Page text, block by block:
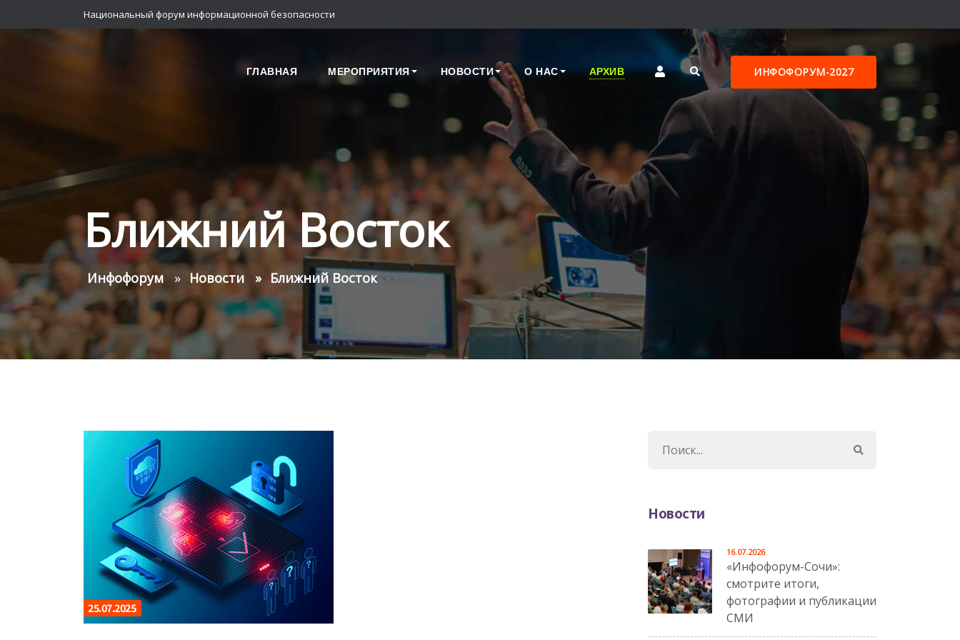
Национальный форум информационной безопасности
ГЛАВНАЯ МЕРОПРИЯТИЯ НОВОСТИ О НАС АРХИВ ИНФОФОРУМ-2027
Ближний Восток
Инфофорум Новости Ближний Восток
25.07.2025
Новости
«Инфофорум-Сочи»:
смотрите итоги,
фотографии и публикации
СМИ
16.07.2026